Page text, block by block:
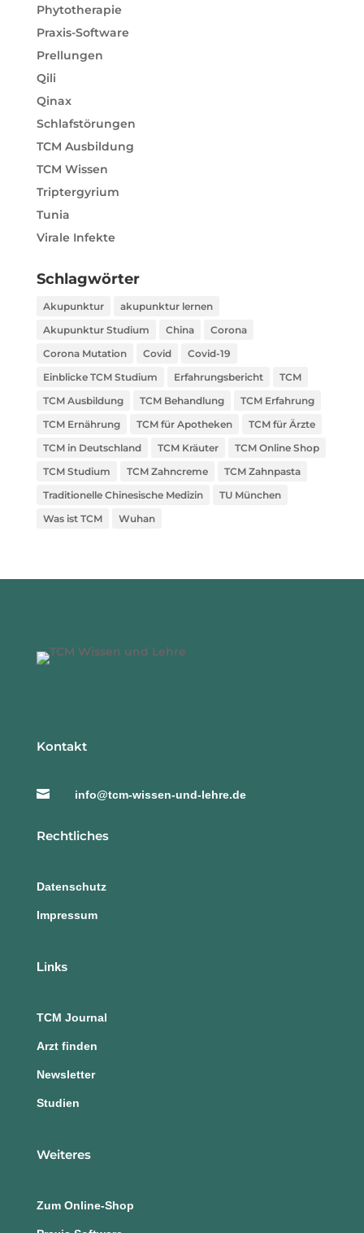
Phytotherapie
Praxis-Software
Prellungen
Qili
Qinax
Schlafstörungen
TCM Ausbildung
TCM Wissen
Triptergyrium
Tunia
Virale Infekte
Schlagwörter
Akupunktur
akupunktur lernen
Akupunktur Studium
China
Corona
Corona Mutation
Covid
Covid-19
Einblicke TCM Studium
Erfahrungsbericht
TCM
TCM Ausbildung
TCM Behandlung
TCM Erfahrung
TCM Ernährung
TCM für Apotheken
TCM für Ärzte
TCM in Deutschland
TCM Kräuter
TCM Online Shop
TCM Studium
TCM Zahncreme
TCM Zahnpasta
Traditionelle Chinesische Medizin
TU München
Was ist TCM
Wuhan
Kontakt
 info@tcm-wissen-und-lehre.de
Rechtliches
Datenschutz
Impressum
Links
TCM Journal
Arzt finden
Newsletter
Studien
Weiteres
Zum Online-Shop